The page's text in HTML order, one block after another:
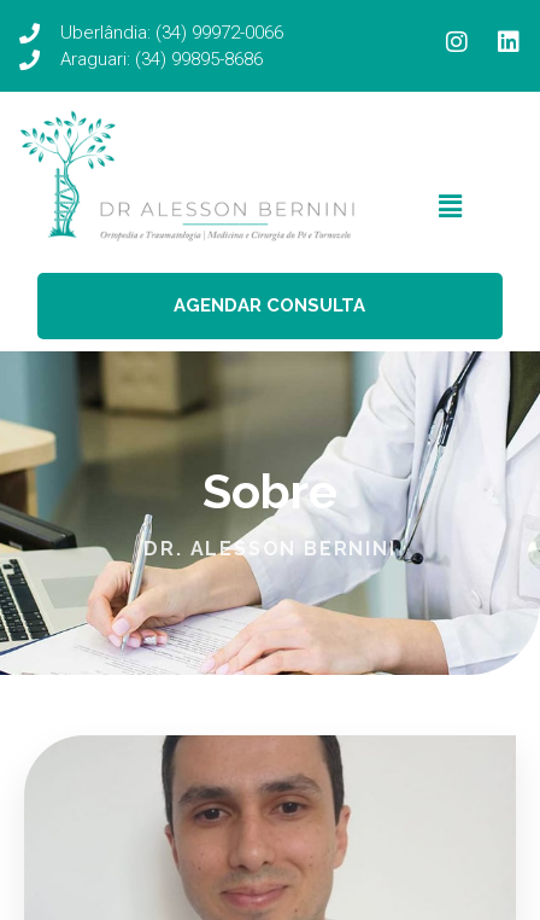
Uberlândia: (34) 99972-0066
Araguari: (34) 99895-8686
AGENDAR CONSULTA
Sobre
DR. ALESSON BERNINI